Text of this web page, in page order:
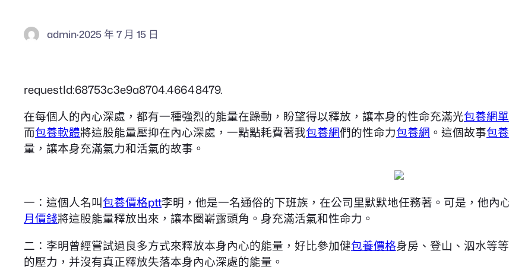
admin·2025 年 7 月 15 日
requestId:68753c3e9a8704.46648479.
在每個人的內心深處，都有一種強烈的能量在躁動，盼望得以釋放，讓本身的性命充滿光包養網
而包養軟體將這股能量壓抑在內心深處，一點點耗費著我包養網們的性命力包養網 。這個故事包
量，讓本身充滿氣力和活氣的故事。
一：這個人名叫包養價格ptt李明，他是一名通俗的下班族，在公司里默默地任務著。可是，他內
月價錢將這股能量釋放出來，讓本圈嶄露頭角。身充滿活氣和性命力。
二：李明曾經嘗試過良多方式來釋放本身內心的能量，好比參加健包養價格身房、登山、泅水等
的壓力，并沒有真正釋放失落本身內心深處的能量。